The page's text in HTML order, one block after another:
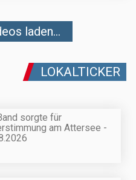
laden...
LOKALTICKER
sorgte für
am Attersee -